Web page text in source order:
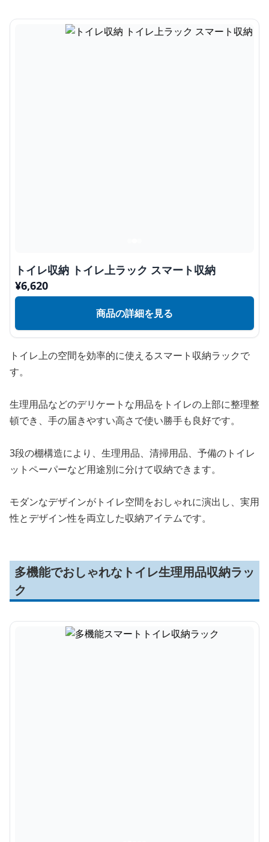
トイレ収納 トイレ上ラック スマート収納
¥6,620
商品の詳細を見る
トイレ上の空間を効率的に使えるスマート収納ラックで
す。
生理用品などのデリケートな用品をトイレの上部に整理整
頓でき、手の届きやすい高さで使い勝手も良好です。
3段の棚構造により、生理用品、清掃用品、予備のトイレ
ットペーパーなど用途別に分けて収納できます。
モダンなデザインがトイレ空間をおしゃれに演出し、実用
性とデザイン性を両立した収納アイテムです。
多機能でおしゃれなトイレ生理用品収納ラッ
ク